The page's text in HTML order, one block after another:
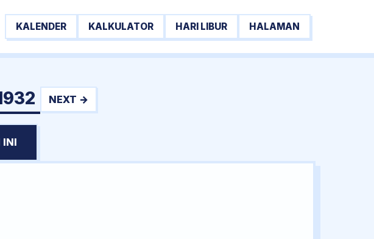
KALENDER KALKULATOR HARI LIBUR HALAMAN
NEXT →
INI